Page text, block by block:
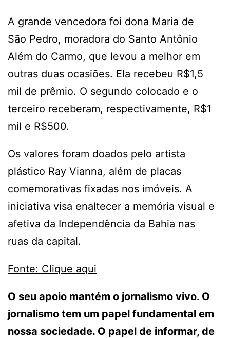
A grande vencedora foi dona Maria de
São Pedro, moradora do Santo Antônio
Além do Carmo, que levou a melhor em
outras duas ocasiões. Ela recebeu R$1,5
mil de prêmio. O segundo colocado e o
terceiro receberam, respectivamente, R$1
mil e R$500.
Os valores foram doados pelo artista
plástico Ray Vianna, além de placas
comemorativas fixadas nos imóveis. A
iniciativa visa enaltecer a memória visual e
afetiva da Independência da Bahia nas
ruas da capital.
Fonte: Clique aqui
O seu apoio mantém o jornalismo vivo. O
jornalismo tem um papel fundamental em
nossa sociedade. O papel de informar, de